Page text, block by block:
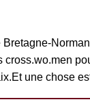
cross.wo.men
une chose